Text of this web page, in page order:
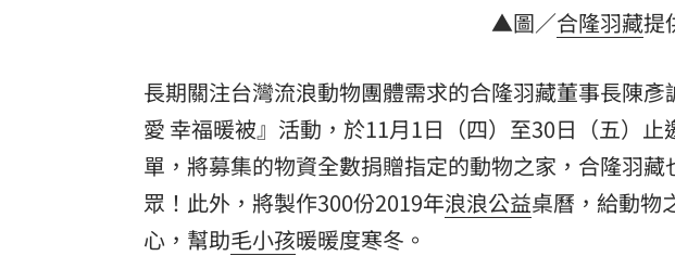
台彩父親節推新刮刮樂千萬頭獎超「爸」氣 12:00
8國球員齊聚高雄 Formosa 7s掀足球熱潮 10:00
理想混蛋號召粉絲跨海追星吃美食！ 18:15
▲圖／合隆羽藏提
長期關注台灣流浪動物團體需求的合隆羽藏董事長陳
愛 幸福暖被』活動，於11月1日（四）至30日（五）
單，將募集的物資全數捐贈指定的動物之家，合隆羽
眾！此外，將製作300份2019年浪浪公益桌曆，給動物
心，幫助毛小孩暖暖度寒冬。